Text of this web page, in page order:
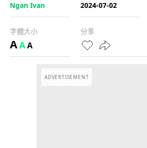
Ngan Ivan
2024-07-02
字體大小
AAA
分享
ADVERTISEMENT